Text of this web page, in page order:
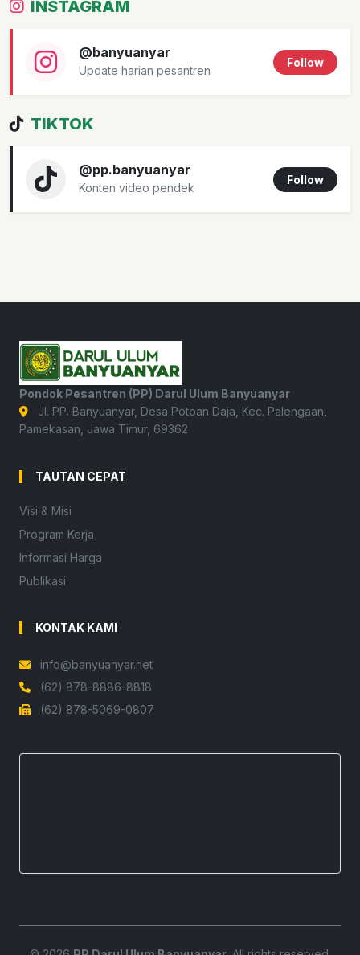
INSTAGRAM
@banyuanyar
Update harian pesantren
Follow
TIKTOK
@pp.banyuanyar
Konten video pendek
Follow
Pondok Pesantren (PP) Darul Ulum Banyuanyar
Jl. PP. Banyuanyar, Desa Potoan Daja, Kec. Palengaan,
Pamekasan, Jawa Timur, 69362
TAUTAN CEPAT
Visi & Misi
Program Kerja
Informasi Harga
Publikasi
KONTAK KAMI
info@banyuanyar.net
(62) 878-8886-8818
(62) 878-5069-0807